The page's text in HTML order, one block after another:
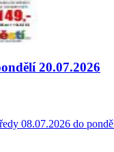
20.07.2026
08.07.2026 do